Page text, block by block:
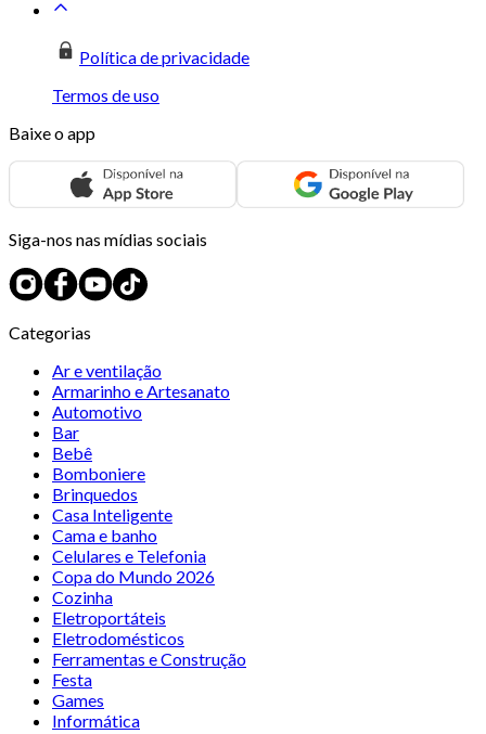
Política de privacidade
Termos de uso
Baixe o app
Siga-nos nas mídias sociais
Categorias
Ar e ventilação
Armarinho e Artesanato
Automotivo
Bar
Bebê
Bomboniere
Brinquedos
Casa Inteligente
Cama e banho
Celulares e Telefonia
Copa do Mundo 2026
Cozinha
Eletroportáteis
Eletrodomésticos
Ferramentas e Construção
Festa
Games
Informática